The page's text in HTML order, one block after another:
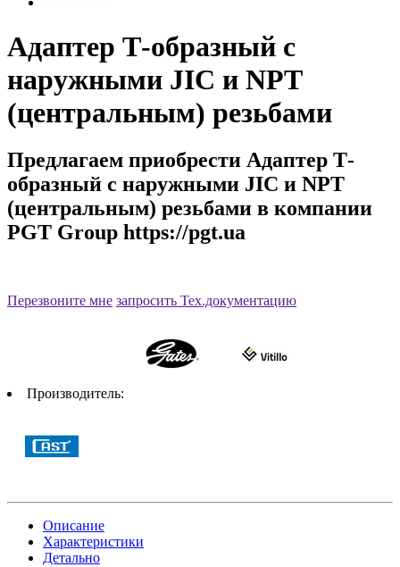
Адаптер Т-образный с
наружными JIC и NPT
(центральным) резьбами
Предлагаем приобрести Адаптер Т-
образный с наружными JIC и NPT
(центральным) резьбами в компании
PGT Group https://pgt.ua
Перезвоните мне запросить Тех.документацию
Производитель:
Описание
Характеристики
Детально